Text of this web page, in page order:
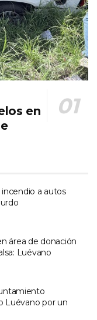
en
a autos
área de donación
Luévano
Luévano por un